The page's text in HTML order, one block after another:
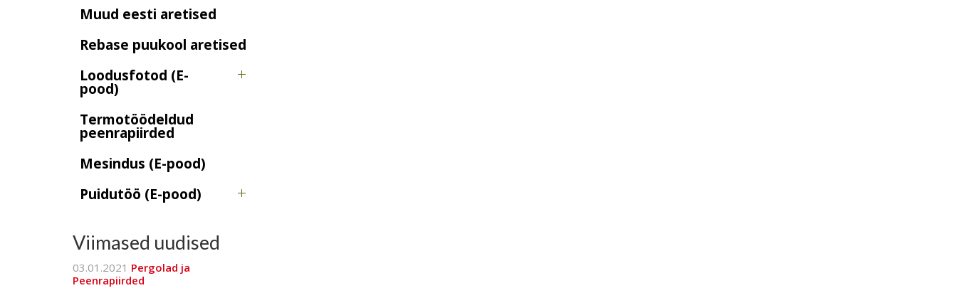
Muud eesti aretised
Rebase puukool aretised
Loodusfotod (E-
pood)
Termotöödeldud
peenrapiirded
Mesindus (E-pood)
Puidutöö (E-pood)
Viimased uudised
03.01.2021 Pergolad ja
Peenrapiirded